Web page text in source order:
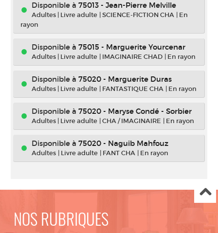
Disponible à 75013 - Jean-Pierre Melville
Adultes | Livre adulte |SCIENCE-FICTION CHA | En
rayon
Disponible à 75015 - Marguerite Yourcenar
Adultes | Livre adulte | IMAGINAIRE CHAD | En rayon
Disponible à 75020 - Marguerite Duras
Adultes | Livre adulte | FANTASTIQUE CHA | En rayon
Disponible à 75020 - Maryse Condé - Sorbier
Adultes | Livre adulte |CHA / IMAGINAIRE | En rayon
Disponible à 75020 - Naguib Mahfouz
Adultes | Livre adulte | FANT CHA | En rayon
NOS RUBRIQUES